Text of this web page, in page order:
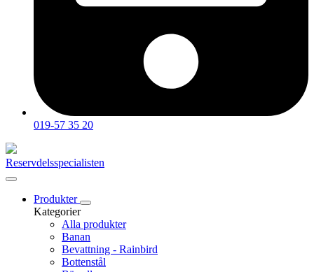
019-57 35 20
Reservdelsspecialisten
Produkter
Kategorier
Alla produkter
Banan
Bevattning - Rainbird
Bottenstål